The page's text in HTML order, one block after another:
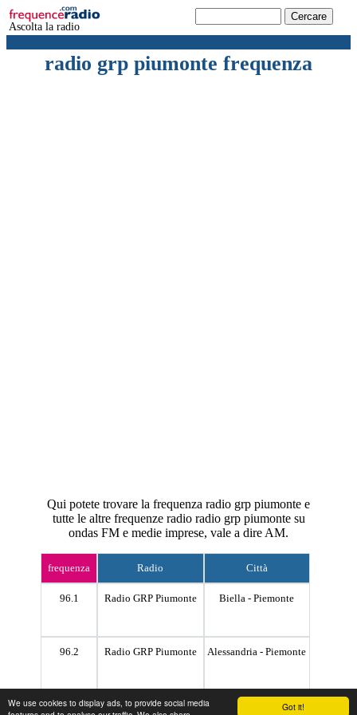
Got it!
We use cookies to display ads, to provide social media
Ascolta la radio
radio grp piumonte frequenza
Qui potete trovare la frequenza radio grp piumonte e
tutte le altre frequenze radio radio grp piumonte su
ondas FM e medie imprese, vale a dire AM.
frequenza Radio Città
96.1 Radio GRP Piumonte Biella - Piemonte
96.2 Radio GRP Piumonte Alessandria - Piemonte
96.2 Radio GRP Piumonte Asti - Piemonte